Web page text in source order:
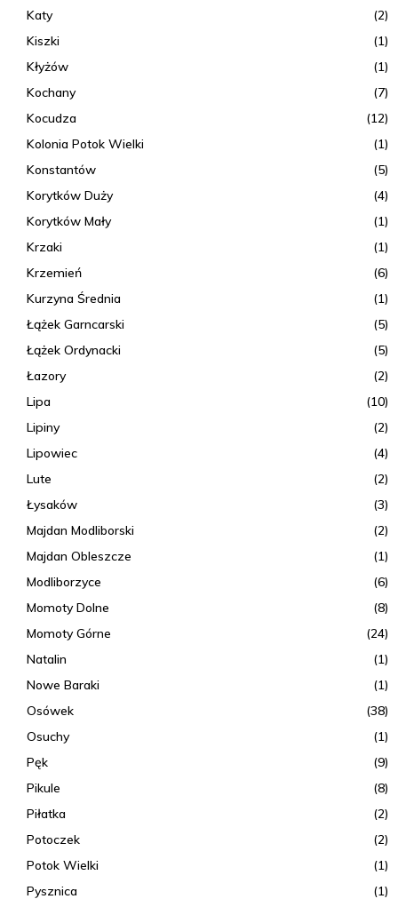
Katy
(2)
Kiszki
(1)
Kłyżów
(1)
Kochany
(7)
Kocudza
(12)
Kolonia Potok Wielki
(1)
Konstantów
(5)
Korytków Duży
(4)
Korytków Mały
(1)
Krzaki
(1)
Krzemień
(6)
Kurzyna Średnia
(1)
Łążek Garncarski
(5)
Łążek Ordynacki
(5)
Łazory
(2)
Lipa
(10)
Lipiny
(2)
Lipowiec
(4)
Lute
(2)
Łysaków
(3)
Majdan Modliborski
(2)
Majdan Obleszcze
(1)
Modliborzyce
(6)
Momoty Dolne
(8)
Momoty Górne
(24)
Natalin
(1)
Nowe Baraki
(1)
Osówek
(38)
Osuchy
(1)
Pęk
(9)
Pikule
(8)
Piłatka
(2)
Potoczek
(2)
Potok Wielki
(1)
Pysznica
(1)